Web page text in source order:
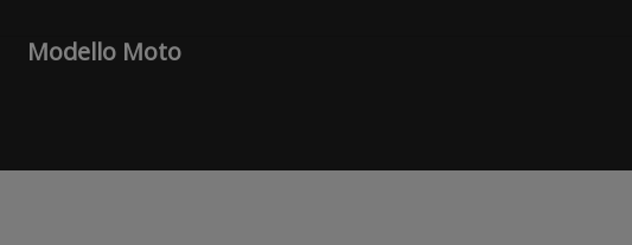
Modello Moto